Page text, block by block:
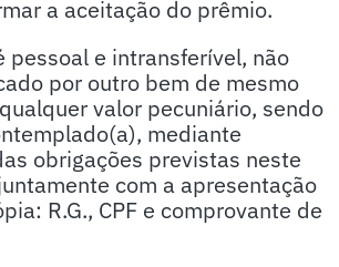
a aceitação do prêmio.
pessoal e intransferível, não
por outro bem de mesmo
valor pecuniário, sendo
mediante
obrigações previstas neste
com a apresentação
R.G., CPF e comprovante de